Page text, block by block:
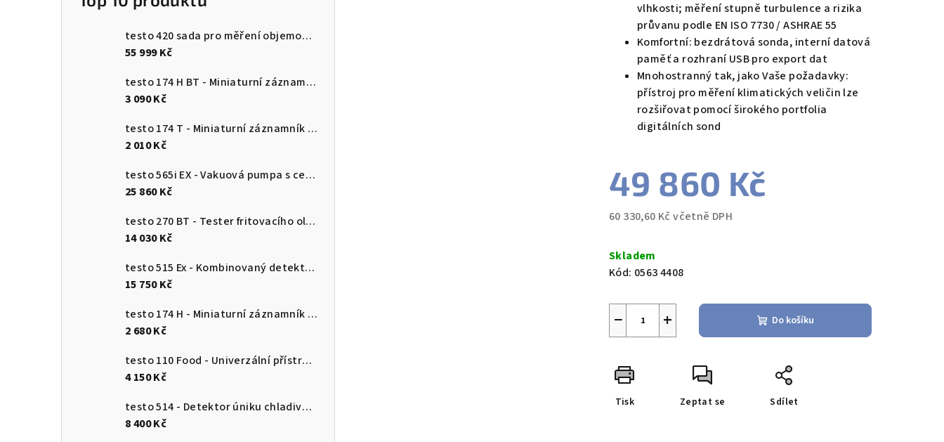
testo 420 sada pro měření objemového průtoku
55 999 Kč
testo 174 H BT - Miniaturní záznamník pro měření teploty a vlhkosti s Bluetooth a připojením k aplikaci
3 090 Kč
testo 174 T - Miniaturní záznamník teploty s USB-C a softwarem pro PC
2 010 Kč
testo 565i EX - Vakuová pumpa s certifikací ATEX (7 CFM / 198 l/min)
25 860 Kč
testo 270 BT - Tester fritovacího oleje
14 030 Kč
testo 515 Ex - Kombinovaný detektor úniku
15 750 Kč
testo 174 H - Miniaturní záznamník pro měření teploty a vlhkosti s USB-C a softwarem pro PC
2 680 Kč
testo 110 Food - Univerzální přístroj pro měření teploty s připojením k aplikaci
4 150 Kč
testo 514 - Detektor úniku chladiva s ohebnou sondou
8 400 Kč
vlhkosti; měření stupně turbulence a rizika
průvanu podle EN ISO 7730 / ASHRAE 55
Komfortní: bezdrátová sonda, interní datová
paměť a rozhraní USB pro export dat
Mnohostranný tak, jako Vaše požadavky:
přístroj pro měření klimatických veličin lze
rozšiřovat pomocí širokého portfolia
digitálních sond
49 860 Kč
60 330,60 Kč včetně DPH
cena:
Skladem
Kód: 0563 4408
+
− Do košíku
Tisk Zeptat se Sdílet